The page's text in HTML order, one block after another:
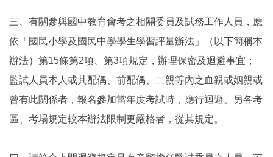
三、有關參與國中教育會考之相關委員及試務工作人員，應
依「國民小學及國民中學學生學習評量辦法」（以下簡稱本
辦法）第15條第2項、第3項規定，辦理保密及迴避事宜；
監試人員本人或其配偶、前配偶、二親等內之血親或姻親或
曾有此關係者，報名參加當年度考試時，應行迴避。另各考
區、考場規定較本辦法限制更嚴格者，從其規定。